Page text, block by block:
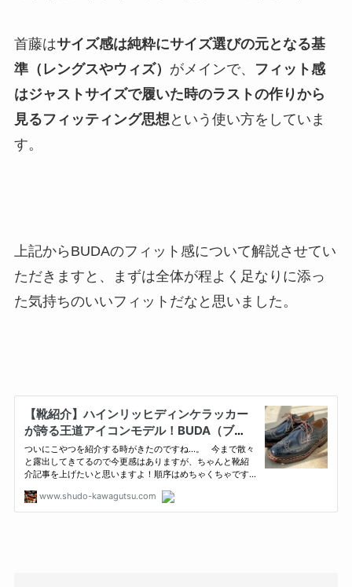
首藤はサイズ感は純粋にサイズ選びの元となる基
準（レングスやウィズ） がメインで、
フィット感
はジャストサイズで履いた時のラストの作りから
見るフィッティング思想という使い方をしていま
す。
上記からBUDAのフィット感について解説させてい
ただきますと、まずは全体が程よく足なりに添っ
た気持ちのいいフィットだなと思いました。